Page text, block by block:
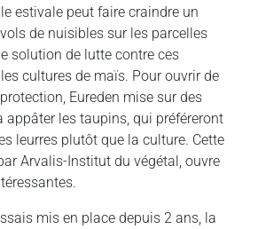
estivale peut faire craindre un
de nuisibles sur les parcelles
solution de lutte contre ces
cultures de maïs. Pour ouvrir de
Eureden mise sur des
appâter les taupins, qui préféreront
leurres plutôt que la culture. Cette
Arvalis-Institut du végétal, ouvre
mis en place depuis 2 ans, la